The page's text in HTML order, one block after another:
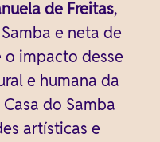
de Freitas,
e neta de
o impacto desse
e humana da
do Samba
artísticas e